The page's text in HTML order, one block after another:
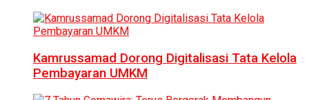
Kamrussamad Dorong Digitalisasi Tata Kelola
Pembayaran UMKM